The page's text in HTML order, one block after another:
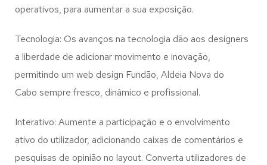
operativos, para aumentar a sua exposição.
Tecnologia: Os avanços na tecnologia dão aos designers
a liberdade de adicionar movimento e inovação,
permitindo um web design Fundão, Aldeia Nova do
Cabo sempre fresco, dinâmico e profissional.
Interativo: Aumente a participação e o envolvimento
ativo do utilizador, adicionando caixas de comentários e
pesquisas de opinião no layout. Converta utilizadores de